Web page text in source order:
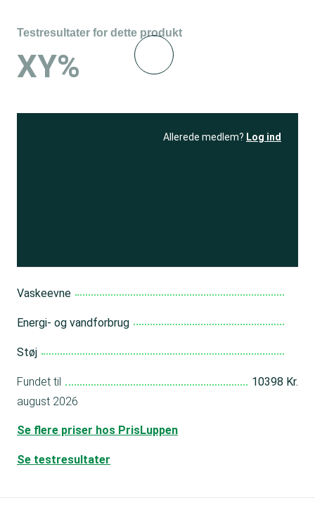
Testresultater for dette produkt
XY%
Allerede medlem? Log ind
Vaskeevne
Energi- og vandforbrug
Støj
Fundet til
10398 Kr.
august 2026
Se flere priser hos PrisLuppen
Se testresultater